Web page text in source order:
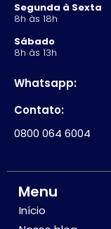
Segunda à Sexta
8h às 18h
Sábado
8h às 13h
Whatsapp:
Contato:
0800 064 6004
Menu
Início